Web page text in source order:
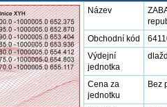
Název
Obchodní kód
Výdejní
jednotka
Cena za
jednotku
Bez